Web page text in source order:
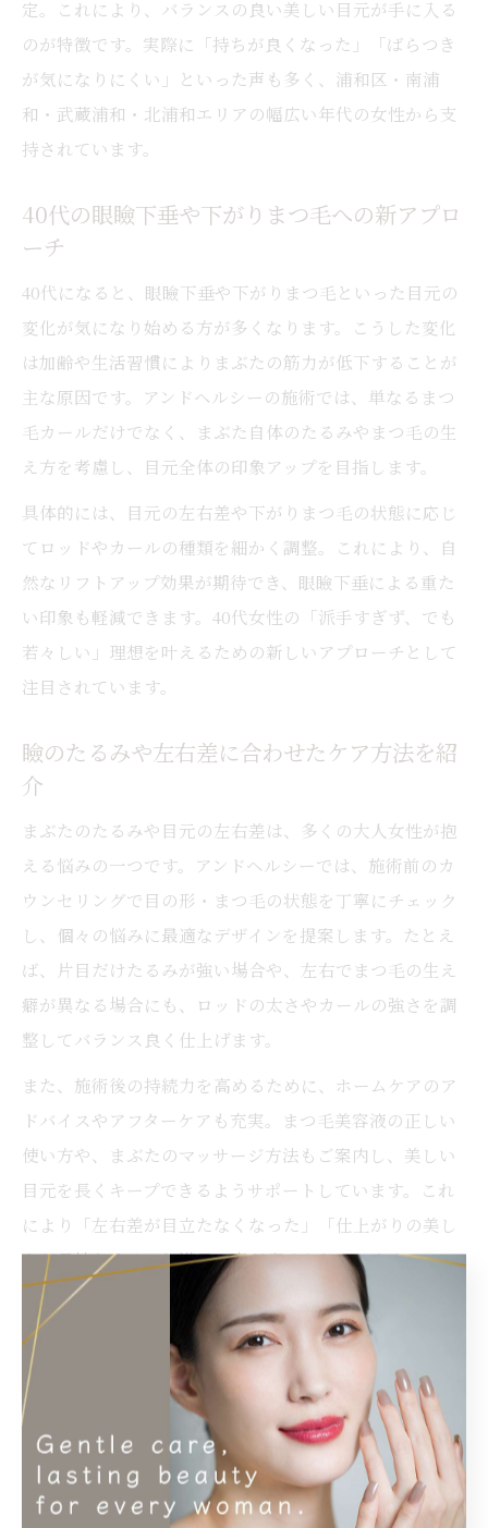
定。これにより、バランスの良い美しい目元が手に入る
のが特徴です。実際に「持ちが良くなった」「ばらつき
が気になりにくい」といった声も多く、浦和区・南浦
和・武蔵浦和・北浦和エリアの幅広い年代の女性から支
持されています。
40代の眼瞼下垂や下がりまつ毛への新アプロ
ーチ
40代になると、眼瞼下垂や下がりまつ毛といった目元の
変化が気になり始める方が多くなります。こうした変化
は加齢や生活習慣によりまぶたの筋力が低下することが
主な原因です。アンドヘルシーの施術では、単なるまつ
毛カールだけでなく、まぶた自体のたるみやまつ毛の生
え方を考慮し、目元全体の印象アップを目指します。
具体的には、目元の左右差や下がりまつ毛の状態に応じ
てロッドやカールの種類を細かく調整。これにより、自
然なリフトアップ効果が期待でき、眼瞼下垂による重た
い印象も軽減できます。40代女性の「派手すぎず、でも
若々しい」理想を叶えるための新しいアプローチとして
注目されています。
瞼のたるみや左右差に合わせたケア方法を紹
介
まぶたのたるみや目元の左右差は、多くの大人女性が抱
える悩みの一つです。アンドヘルシーでは、施術前のカ
ウンセリングで目の形・まつ毛の状態を丁寧にチェック
し、個々の悩みに最適なデザインを提案します。たとえ
ば、片目だけたるみが強い場合や、左右でまつ毛の生え
癖が異なる場合にも、ロッドの太さやカールの強さを調
整してバランス良く仕上げます。
また、施術後の持続力を高めるために、ホームケアのア
ドバイスやアフターケアも充実。まつ毛美容液の正しい
使い方や、まぶたのマッサージ方法もご案内し、美しい
目元を長くキープできるようサポートしています。これ
により「左右差が目立たなくなった」「仕上がりの美し
さが長持ちする」と満足の声が寄せられています。
切らない眼瞼下垂治療とサロン施術の違いと
は
眼瞼下垂には、医療機関で行う切らない治療（非切開
法）と、まつ毛サロンで受けられる施術の2つのアプロ
ーチがあります。切らない治療は、糸でまぶたの筋肉を
引き上げるなどの医療的な手法で、根本的な症状改善を